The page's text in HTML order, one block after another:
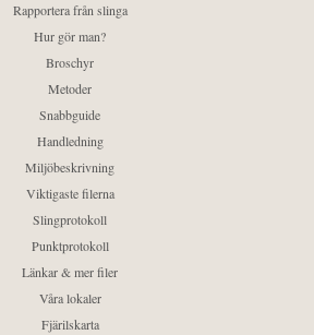
Rapportera från slinga
Hur gör man?
Broschyr
Metoder
Snabbguide
Handledning
Miljöbeskrivning
Viktigaste filerna
Slingprotokoll
Punktprotokoll
Länkar & mer filer
Våra lokaler
Fjärilskarta